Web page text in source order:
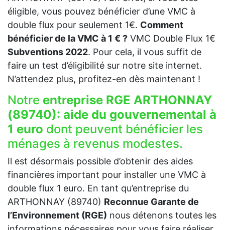
éligible, vous pouvez bénéficier d’une VMC à
double flux pour seulement 1€. Comment
bénéficier de la VMC à 1 € ? VMC Double Flux 1€
Subventions 2022. Pour cela, il vous suffit de
faire un test d’éligibilité sur notre site internet.
N’attendez plus, profitez-en dès maintenant !
Notre entreprise RGE ARTHONNAY
(89740): aide du gouvernemental à
1 euro dont peuvent bénéficier les
ménages à revenus modestes.
Il est désormais possible d’obtenir des aides
financières important pour installer une VMC à
double flux 1 euro. En tant qu’entreprise du
ARTHONNAY (89740) Reconnue Garante de
l’Environnement (RGE) nous détenons toutes les